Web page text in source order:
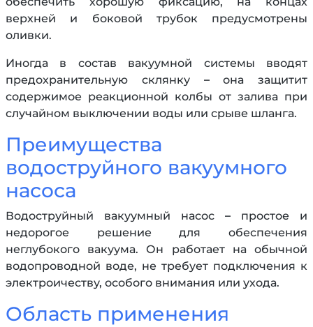
верхней и боковой трубок предусмотрены
оливки.
Иногда в состав вакуумной системы вводят
предохранительную склянку – она защитит
содержимое реакционной колбы от залива при
случайном выключении воды или срыве шланга.
Преимущества
водоструйного вакуумного
насоса
Водоструйный вакуумный насос – простое и
недорогое решение для обеспечения
неглубокого вакуума. Он работает на обычной
водопроводной воде, не требует подключения к
электроичеству, особого внимания или ухода.
Область применения